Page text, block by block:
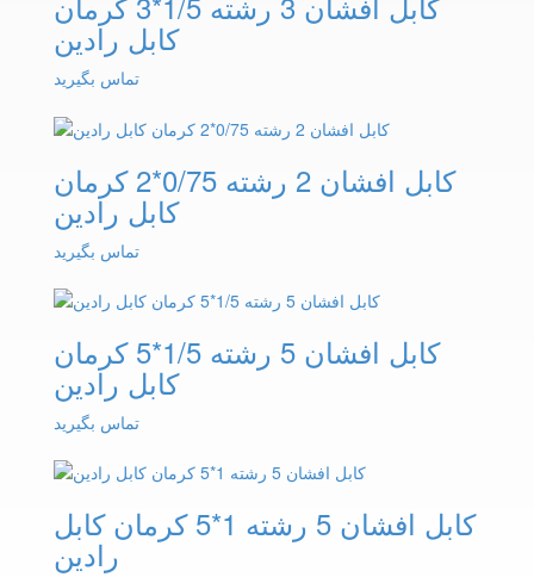
کابل رادین
تماس بگیرید
کابل افشان 2 رشته 0/75*2 کرمان
کابل رادین
تماس بگیرید
کابل افشان 5 رشته 1/5*5 کرمان
کابل رادین
تماس بگیرید
کابل افشان 5 رشته 1*5 کرمان کابل
رادین